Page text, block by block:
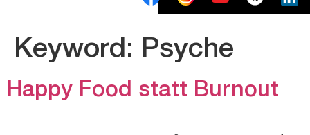
Keyword: Psyche
Happy Food statt Burnout